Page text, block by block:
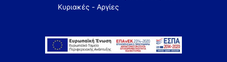
Κυριακές - Αργίες